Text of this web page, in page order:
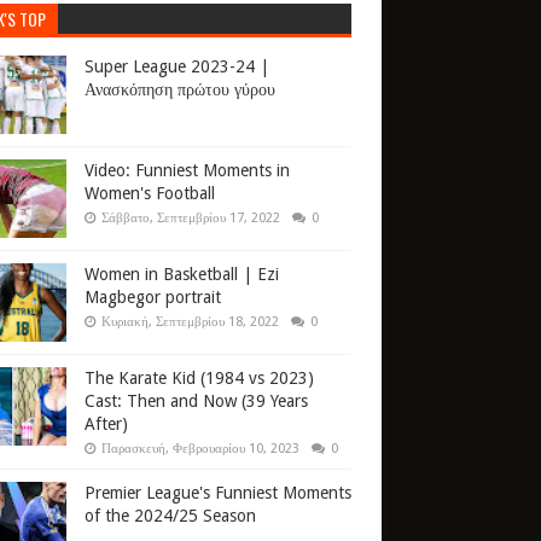
TOP
Super League 2023-24 |
Ανασκόπηση πρώτου γύρου
Video: Funniest Moments in
Women's Football
Σάββατο, Σεπτεμβρίου 17, 2022 0
Women in Basketball | Ezi
Magbegor portrait
Κυριακή, Σεπτεμβρίου 18, 2022 0
The Karate Kid (1984 vs 2023)
Cast: Then and Now (39 Years
After)
Παρασκευή, Φεβρουαρίου 10, 2023 0
Premier League's Funniest Moments
of the 2024/25 Season